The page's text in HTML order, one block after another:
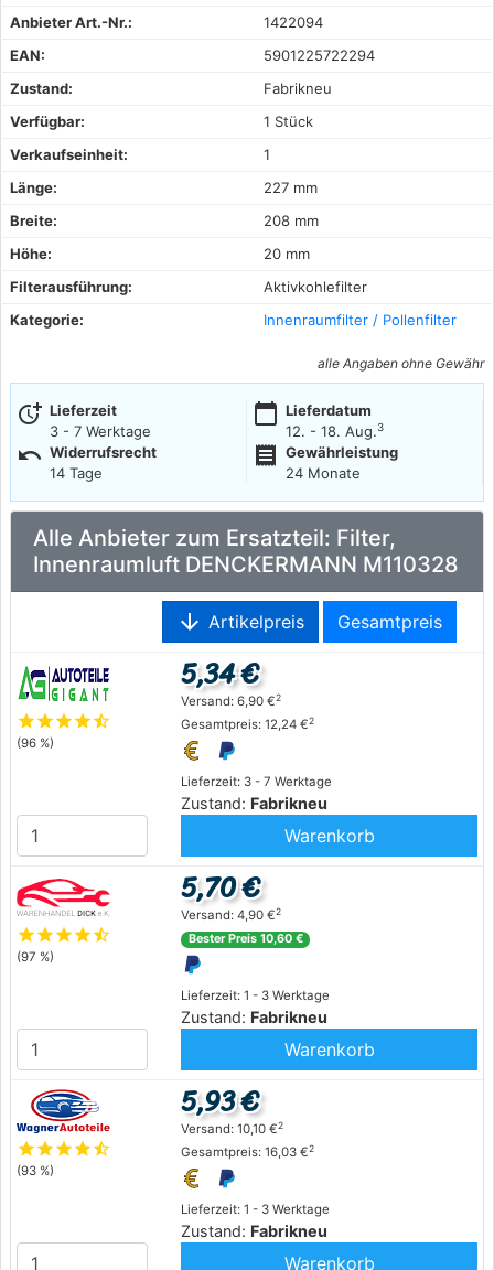
Anbieter Art.-Nr.:
1422094
EAN:
5901225722294
Zustand:
Fabrikneu
Verfügbar:
1 Stück
Verkaufseinheit:
1
Länge:
227 mm
Breite:
208 mm
Höhe:
20 mm
Filterausführung:
Aktivkohlefilter
Kategorie:
Innenraumfilter / Pollenfilter
alle Angaben ohne Gewähr
more_time Lieferzeit
3 - 7 Werktage
calendar_today Lieferdatum
12. - 18. Aug.3
undo Widerrufsrecht
14 Tage
receipt
Gewährleistung
24 Monate
Alle Anbieter zum Ersatzteil: Filter,
Innenraumluft DENCKERMANN M110328
arrow_downward Artikelpreis Gesamtpreis
starstarstarstarstar_half
(96 %)
Lieferzeit: 3 - 7 Werktage
Zustand: Fabrikneu
5,34 €
Versand: 6,90 €2
Gesamtpreis: 12,24 €2
Warenkorb
starstarstarstarstar_half
(97 %)
Lieferzeit: 1 - 3 Werktage
Zustand: Fabrikneu
5,70 €
Versand: 4,90 €2
Bester Preis 10,60 €
Warenkorb
starstarstarstarstar_half
(93 %)
Lieferzeit: 1 - 3 Werktage
Zustand: Fabrikneu
5,93 €
Versand: 10,10 €2
Gesamtpreis: 16,03 €2
Warenkorb